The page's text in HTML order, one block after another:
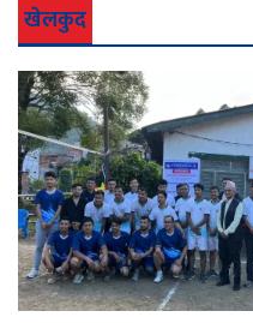
खेलकुद